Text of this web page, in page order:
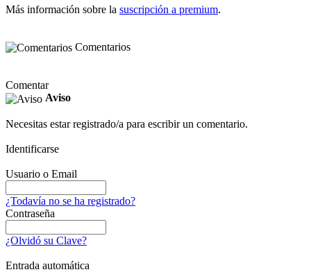
Más información sobre la suscripción a premium.
Comentarios
Comentar
Aviso
Necesitas estar registrado/a para escribir un comentario.
Identificarse
Usuario o Email
¿Todavía no se ha registrado?
Contraseña
¿Olvidó su Clave?
Entrada automática